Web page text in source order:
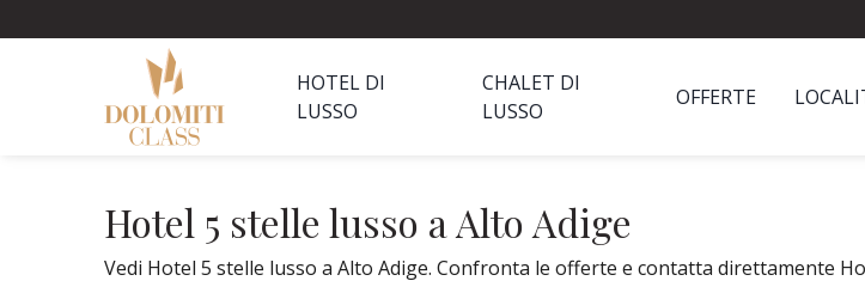
HOTEL DI
LUSSO
CHALET DI
LUSSO
OFFERTE
Hotel 5 stelle lusso a Alto Adige
Vedi Hotel 5 stelle lusso a Alto Adige. Confronta le offerte e contatta direttamente